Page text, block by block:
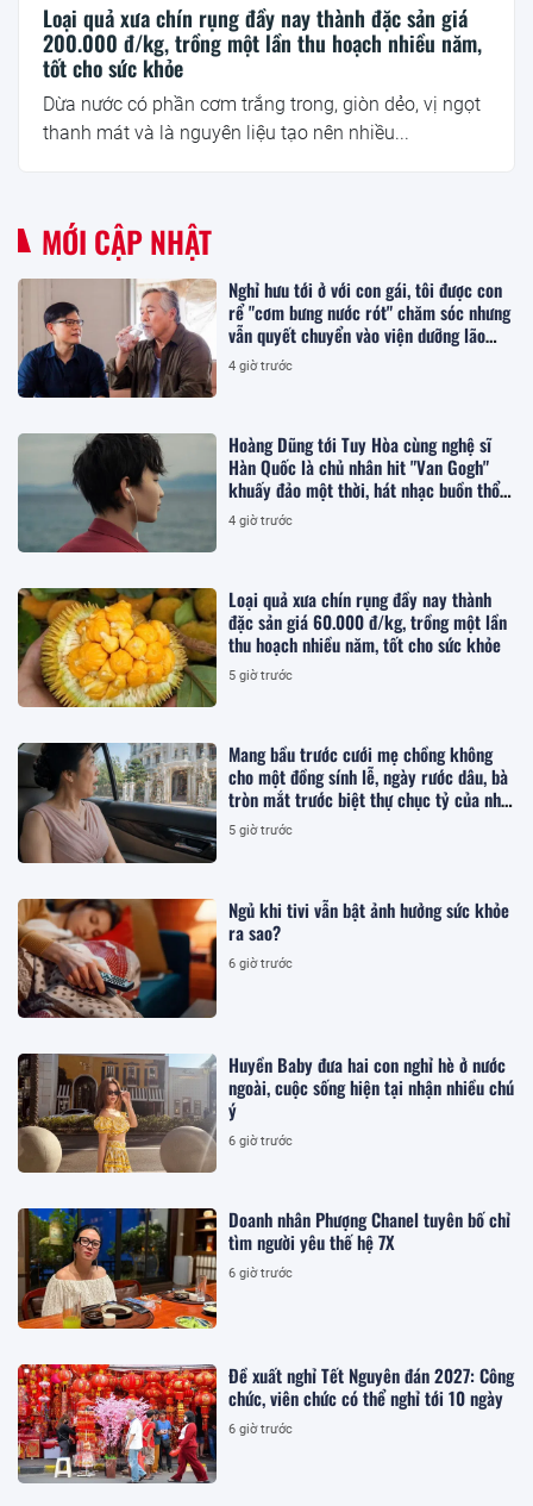
Loại quả xưa chín rụng đầy nay thành đặc sản giá
200.000 đ/kg, trồng một lần thu hoạch nhiều năm,
tốt cho sức khỏe
Dừa nước có phần cơm trắng trong, giòn dẻo, vị ngọt
thanh mát và là nguyên liệu tạo nên nhiều...
MỚI CẬP NHẬT
Nghỉ hưu tới ở với con gái, tôi được con
rể "cơm bưng nước rót" chăm sóc nhưng
vẫn quyết chuyển vào viện dưỡng lão
sống
4 giờ trước
Hoàng Dũng tới Tuy Hòa cùng nghệ sĩ
Hàn Quốc là chủ nhân hit "Van Gogh"
khuấy đảo một thời, hát nhạc buồn thổn
thức
4 giờ trước
Loại quả xưa chín rụng đầy nay thành
đặc sản giá 60.000 đ/kg, trồng một lần
thu hoạch nhiều năm, tốt cho sức khỏe
5 giờ trước
Mang bầu trước cưới mẹ chồng không
cho một đồng sính lễ, ngày rước dâu, bà
tròn mắt trước biệt thự chục tỷ của nhà
tôi
5 giờ trước
Ngủ khi tivi vẫn bật ảnh hưởng sức khỏe
ra sao?
6 giờ trước
Huyền Baby đưa hai con nghỉ hè ở nước
ngoài, cuộc sống hiện tại nhận nhiều chú
ý
6 giờ trước
Doanh nhân Phượng Chanel tuyên bố chỉ
tìm người yêu thế hệ 7X
6 giờ trước
Đề xuất nghỉ Tết Nguyên đán 2027: Công
chức, viên chức có thể nghỉ tới 10 ngày
6 giờ trước